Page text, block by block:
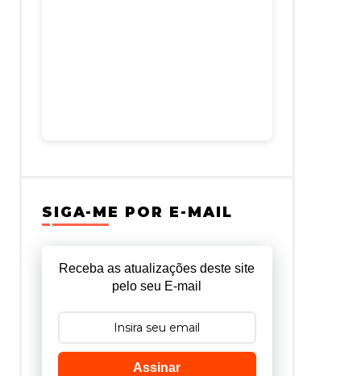
SIGA-ME POR E-MAIL
Receba as atualizações deste site
pelo seu E-mail
Assinar